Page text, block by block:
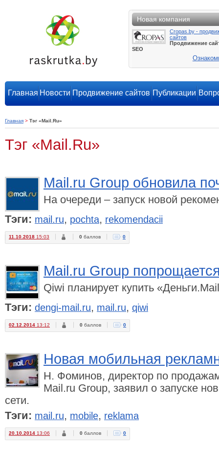
Новая компания
Cropas.by -
сайтов
Продвижение
SEO
Главная Новости Продвижение сайтов Публикации
Главная > Тэг «Mail.Ru»
Тэг «Mail.Ru»
Mail.ru Group обновила
На очереди – запуск новой
Тэги: mail.ru, pochta, rekomendacii
11.10.2018 15:03 0 баллов 0
Mail.ru Group
Qiwi планирует купить
Тэги: dengi-mail.ru, mail.ru, qiwi
02.12.2014 13:12 0 баллов 0
Новая мобильная
Н. Фоминов, директор по
Mail.ru Group, заявил о запуске
сети.
Тэги: mail.ru, mobile, reklama
20.10.2014 13:06 0 баллов 0